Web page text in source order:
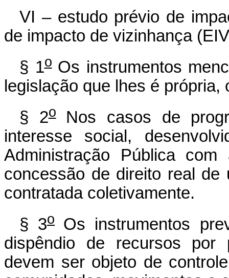
VI – estudo prévio de
de impacto de vizinhança
§ 1o Os instrumentos
legislação que lhes é
§ 2o
Nos casos de
interesse social,
Administração Pública
concessão de direito real
contratada coletivamente.
§ 3o
Os instrumentos
dispêndio de recursos por
devem ser objeto de